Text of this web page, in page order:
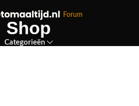
Forum
Shop
Categorieën